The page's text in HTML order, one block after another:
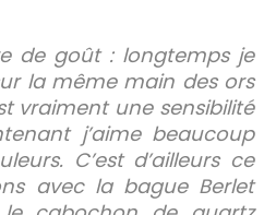
de goût : longtemps je
la même main des ors
vraiment une sensibilité
j’aime beaucoup
C’est d’ailleurs ce
avec la bague Berlet